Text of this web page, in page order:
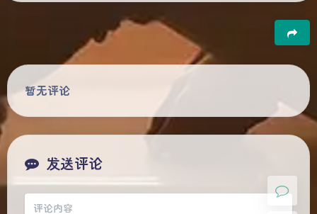
夜间模式
深阴影
豆
暂无评论
发送评论